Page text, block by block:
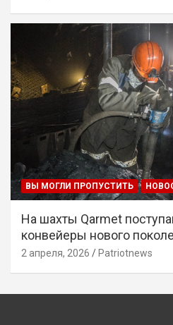
ВЫ МОГЛИ ПРОПУСТИТЬ
На шахты Qarmet
конвейеры нового
2 апреля, 2026 Patriotnews